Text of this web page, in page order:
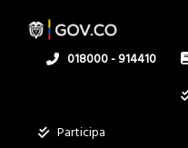
contenido
Linea
018000 - 914410
Participa